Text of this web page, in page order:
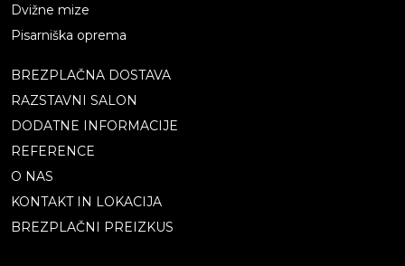
Dvižne mize
Pisarniška oprema
BREZPLAČNA DOSTAVA
RAZSTAVNI SALON
DODATNE INFORMACIJE
REFERENCE
O NAS
KONTAKT IN LOKACIJA
BREZPLAČNI PREIZKUS